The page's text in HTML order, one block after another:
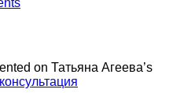
on Татьяна Агеева’s